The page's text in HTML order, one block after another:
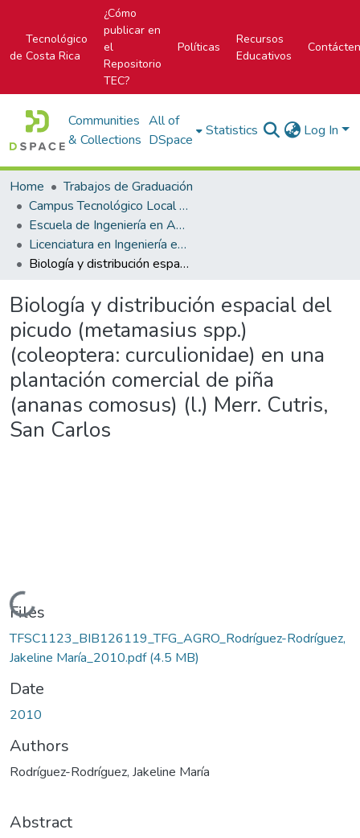
Tecnológico
de Costa Rica
¿Cómo
publicar en
el
Repositorio
TEC?
Políticas
Recursos
Educativos
Communities
& Collections
All of
DSpace
Statistics Log In
Home
Trabajos de Graduación
Campus Tecnológico Local San Carlos
Escuela de Ingeniería en Agronomía
Licenciatura en Ingeniería en Agronomía
Biología y distribución espacial del picudo (metamasius spp.) (coleoptera: curculionidae) en una plantación comercial de piña (ananas comosus) (l.) Merr. Cutris, San Carlos
Biología y distribución espacial del
picudo (metamasius spp.)
(coleoptera: curculionidae) en una
plantación comercial de piña
(ananas comosus) (l.) Merr. Cutris,
San Carlos
Loading...
Files
TFSC1123_BIB126119_TFG_AGRO_Rodríguez-Rodríguez,
Jakeline María_2010.pdf(4.5 MB)
Date
2010
Authors
Rodríguez-Rodríguez, Jakeline María
Abstract